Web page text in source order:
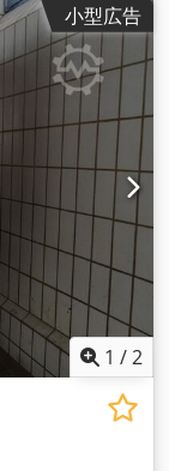
小型広告
1 /2